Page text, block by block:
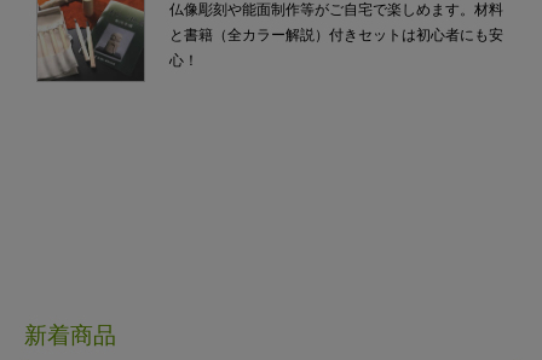
仏像彫刻や能面制作等がご自宅で楽しめます。材料
と書籍（全カラー解説）付きセットは初心者にも安
心！
新着商品